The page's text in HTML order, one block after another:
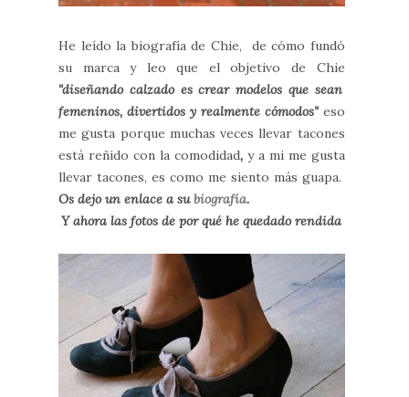
He leído la biografía de Chie, de cómo fundó
su marca y leo que el objetivo de Chie
"diseñando calzado es crear modelos que sean
femeninos, divertidos y realmente cómodos" eso
me gusta porque muchas veces llevar tacones
está reñido con la comodidad, y a mi me gusta
llevar tacones, es como me siento más guapa.
Os dejo un enlace a subiografía.
Y ahora las fotos de por qué he quedado rendida